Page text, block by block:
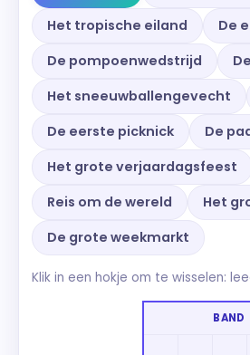
Het tropische eiland
De
De pompoenwedstrijd
Het sneeuwballengevecht
De eerste picknick
De
Het grote verjaardagsfeest
Reis om de wereld
Het
De grote weekmarkt
Klik in een hokje om te wisselen:
BAND